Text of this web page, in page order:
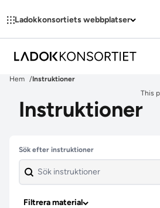
Ladokkonsortiets webbplatser
Hem
Instruktioner
This
Instruktioner
Hoppa över filter
Sök efter instruktioner
Filtrera material